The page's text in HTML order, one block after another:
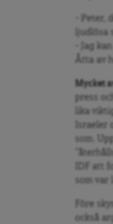
–
ljudlösa
– Jag
Åtta av
Mycket
press
lika
Israeler
som.
IDF att
som var
Före
också